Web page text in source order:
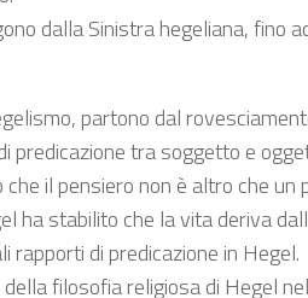
dalla Sinistra hegeliana,
partono dal
predicazione tra soggetto e
il pensiero non è altro che
ha stabilito che la vita deriva
rapporti di predicazione in Hegel.
filosofia religiosa di Hegel